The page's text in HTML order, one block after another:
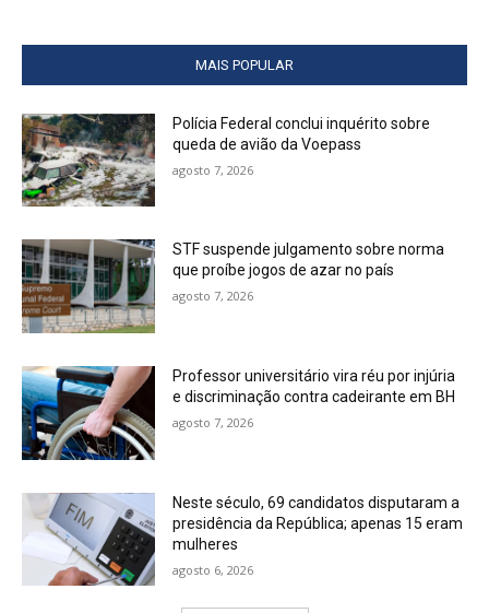
MAIS POPULAR
Polícia Federal conclui inquérito sobre
queda de avião da Voepass
agosto 7, 2026
STF suspende julgamento sobre norma
que proíbe jogos de azar no país
agosto 7, 2026
Professor universitário vira réu por injúria
e discriminação contra cadeirante em BH
agosto 7, 2026
Neste século, 69 candidatos disputaram a
presidência da República; apenas 15 eram
mulheres
agosto 6, 2026